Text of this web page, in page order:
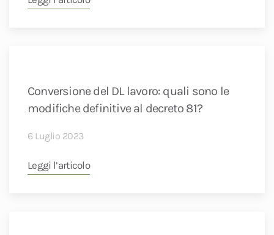
Conversione del DL lavoro: quali sono le
modifiche definitive al decreto 81?
6 Luglio 2023
Leggi l’articolo